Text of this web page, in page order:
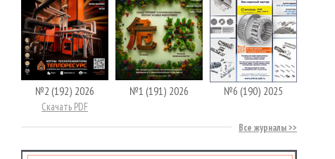
№2 (192) 2026
Скачать PDF
№1 (191) 2026 №6 (190) 2025
Все журналы